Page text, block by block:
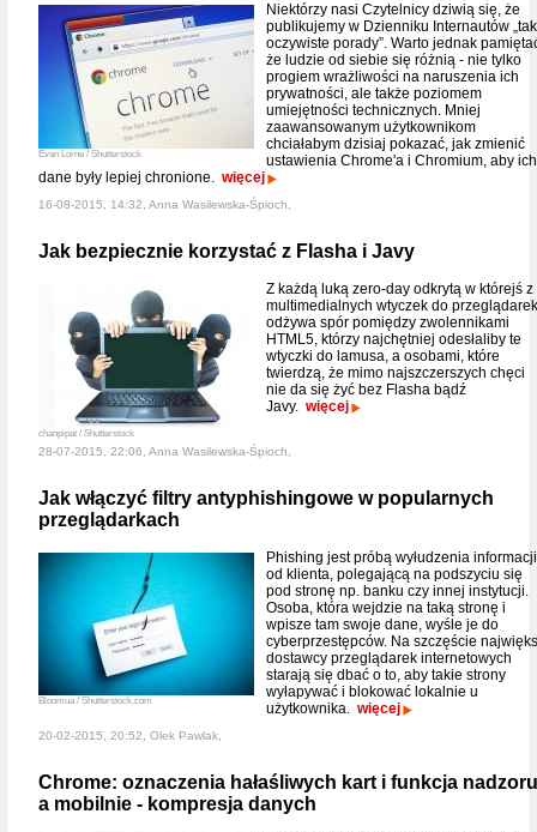
Evan Lorne / Shutterstock
Niektórzy nasi Czytelnicy dziwią się, że
publikujemy w Dzienniku Internautów „tak
oczywiste porady”. Warto jednak
że ludzie od siebie się różnią - nie tylko
progiem wrażliwości na naruszenia ich
prywatności, ale także poziomem
umiejętności technicznych. Mniej
zaawansowanym użytkownikom
chciałabym dzisiaj pokazać, jak zmienić
ustawienia Chrome'a i Chromium, aby ich
dane były lepiej chronione. więcej
16-08-2015, 14:32, Anna Wasilewska-Śpioch,
Jak bezpiecznie korzystać z Flasha i Javy
chanpipat / Shutterstock
Z każdą luką zero-day odkrytą w którejś z
multimedialnych wtyczek do przeglądarek
odżywa spór pomiędzy zwolennikami
HTML5, którzy najchętniej odesłaliby te
wtyczki do lamusa, a osobami, które
twierdzą, że mimo najszczerszych chęci
nie da się żyć bez Flasha bądź
Javy. więcej
28-07-2015, 22:06, Anna Wasilewska-Śpioch,
Jak włączyć filtry antyphishingowe w popularnych
przeglądarkach
Bloomua / Shutterstock.com
Phishing jest próbą wyłudzenia informacji
od klienta, polegającą na podszyciu się
pod stronę np. banku czy innej instytucji.
Osoba, która wejdzie na taką stronę i
wpisze tam swoje dane, wyśle je do
cyberprzestępców. Na szczęście
dostawcy przeglądarek internetowych
starają się dbać o to, aby takie strony
wyłapywać i blokować lokalnie u
użytkownika. więcej
20-02-2015, 20:52, Olek Pawlak,
Chrome: oznaczenia hałaśliwych kart i funkcja
a mobilnie - kompresja danych